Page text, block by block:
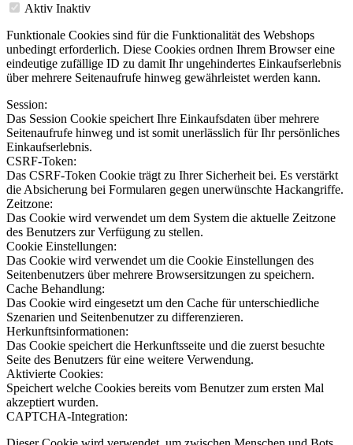
Aktiv Inaktiv
Funktionale Cookies sind für die Funktionalität des Webshops
unbedingt erforderlich. Diese Cookies ordnen Ihrem Browser eine
eindeutige zufällige ID zu damit Ihr ungehindertes Einkaufserlebnis
über mehrere Seitenaufrufe hinweg gewährleistet werden kann.
Session:
Das Session Cookie speichert Ihre Einkaufsdaten über mehrere
Seitenaufrufe hinweg und ist somit unerlässlich für Ihr persönliches
Einkaufserlebnis.
CSRF-Token:
Das CSRF-Token Cookie trägt zu Ihrer Sicherheit bei. Es verstärkt
die Absicherung bei Formularen gegen unerwünschte Hackangriffe.
Zeitzone:
Das Cookie wird verwendet um dem System die aktuelle Zeitzone
des Benutzers zur Verfügung zu stellen.
Cookie Einstellungen:
Das Cookie wird verwendet um die Cookie Einstellungen des
Seitenbenutzers über mehrere Browsersitzungen zu speichern.
Cache Behandlung:
Das Cookie wird eingesetzt um den Cache für unterschiedliche
Szenarien und Seitenbenutzer zu differenzieren.
Herkunftsinformationen:
Das Cookie speichert die Herkunftsseite und die zuerst besuchte
Seite des Benutzers für eine weitere Verwendung.
Aktivierte Cookies:
Speichert welche Cookies bereits vom Benutzer zum ersten Mal
akzeptiert wurden.
CAPTCHA-Integration: